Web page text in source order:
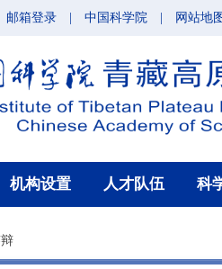
邮箱登录 中国科学院 网站地
机构设置 人才队伍 科